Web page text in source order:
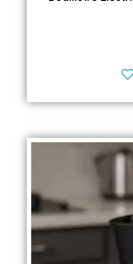
Le
actuel
est :